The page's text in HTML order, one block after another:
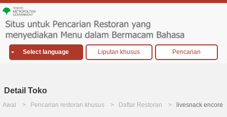
Select language Liputan khusus Pencarian
Detail Toko
Awal Pencarian restoran khusus Daftar Restoran livesnack encore